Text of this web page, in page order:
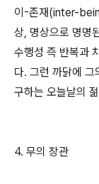
이-존재(inter-
상, 명상으로 명명
수행성 즉 반복과
다. 그런 까닭에
구하는 오늘날의
4. 무의 장관